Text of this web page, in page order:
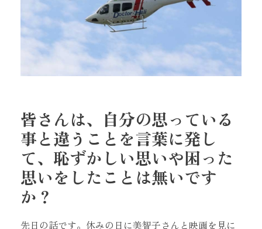
皆さんは、自分の思っている
事と違うことを言葉に発し
て、恥ずかしい思いや困った
思いをしたことは無いです
か？
先日の話です。休みの日に美智子さんと映画を見に